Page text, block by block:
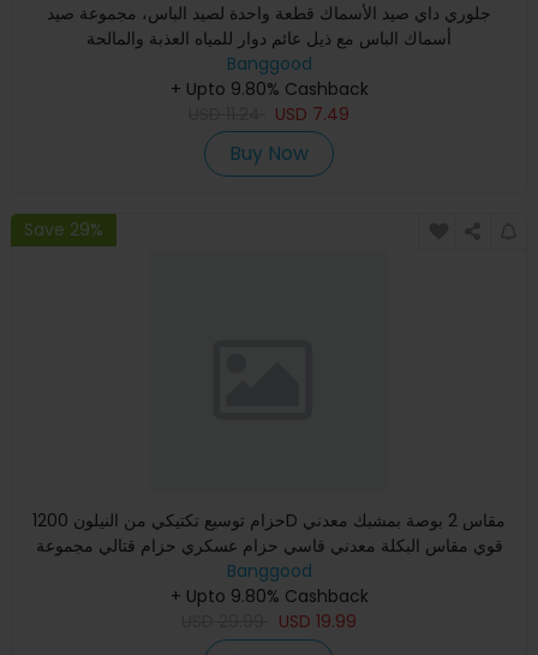
جلوري داي صيد الأسماك قطعة واحدة لصيد الباس، مجموعة صيد
أسماك الباس مع ذيل عائم دوار للمياه العذبة والمالحة
Banggood
+ Upto 9.80% Cashback
USD 7.49
Buy Now
Save 29%
حزام توسيع تكتيكي من النيلون 1200D مقاس 2 بوصة بمشبك معدني
قوي مقاس البكلة معدني قاسي حزام عسكري حزام قتالي مجموعة
ملحقا
Banggood
+ Upto 9.80% Cashback
USD 19.99